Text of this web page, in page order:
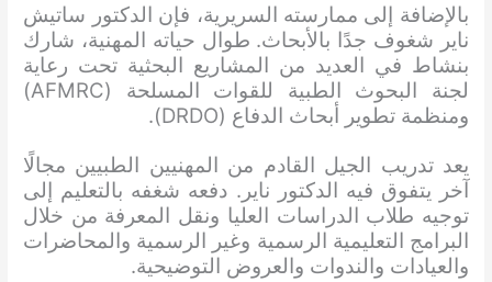
بالإضافة إلى ممارسته السريرية، فإن الدكتور ساتيش
ناير شغوف جدًا بالأبحاث. طوال حياته المهنية، شارك
بنشاط في العديد من المشاريع البحثية تحت رعاية
لجنة البحوث الطبية للقوات المسلحة (AFMRC)
ومنظمة تطوير أبحاث الدفاع (DRDO).
يعد تدريب الجيل القادم من المهنيين الطبيين مجالًا
آخر يتفوق فيه الدكتور ناير. دفعه شغفه بالتعليم إلى
توجيه طلاب الدراسات العليا ونقل المعرفة من خلال
البرامج التعليمية الرسمية وغير الرسمية والمحاضرات
والعيادات والندوات والعروض التوضيحية.